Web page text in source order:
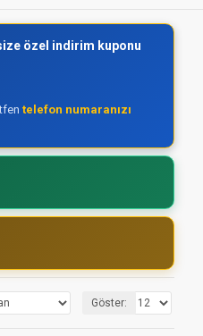
özel indirim kuponu
telefon numaranızı
Göster: